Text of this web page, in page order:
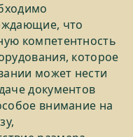
что
компетентность
которое
может нести
документов
внимание на